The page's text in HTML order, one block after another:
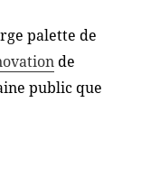
palette de
de
public que